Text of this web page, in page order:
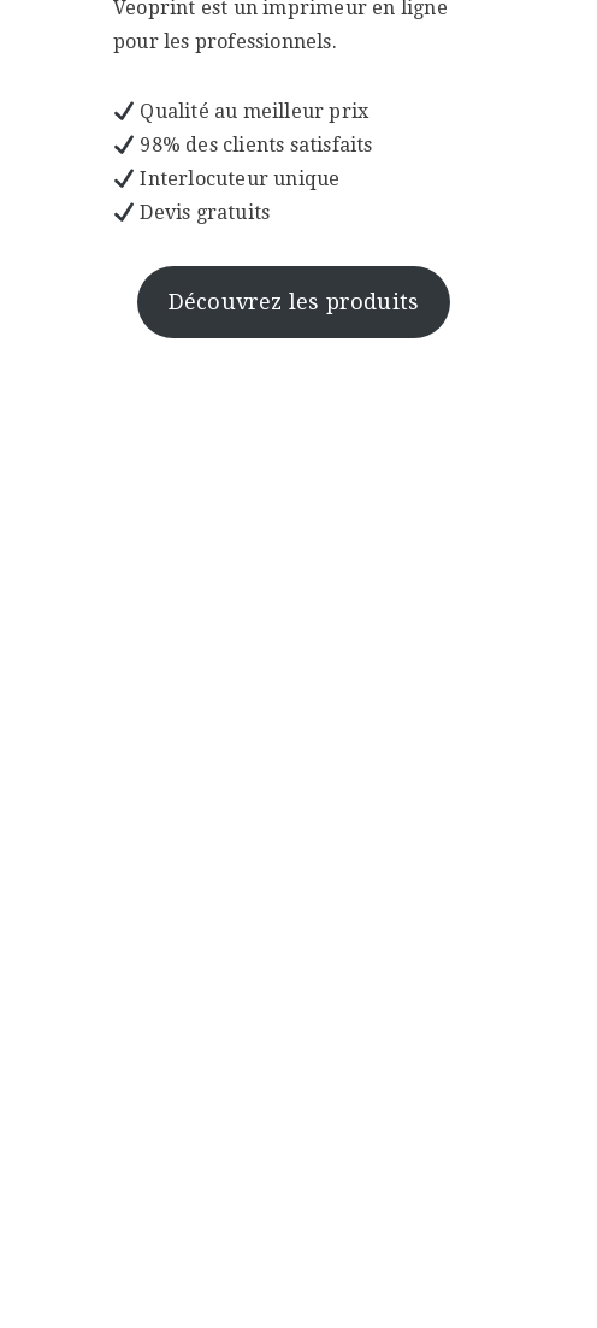
Veoprint est un imprimeur en ligne
pour les professionnels.
Qualité au meilleur prix
98% des clients satisfaits
Interlocuteur unique
Devis gratuits
Découvrez les produits